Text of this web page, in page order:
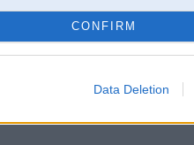
CONFIRM
Data Deletion